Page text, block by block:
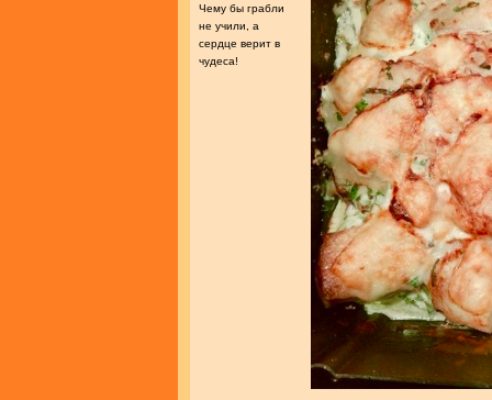
Чему бы грабли
не учили, а
сердце верит в
чудеса!